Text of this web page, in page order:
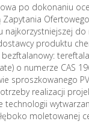
po dokonaniu
Zapytania
najkorzystniejszej do
produktu
o numerze CAS
sproszkowanego
realizacji
technologii
moletowanej